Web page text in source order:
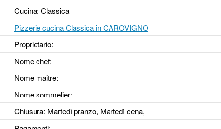
Cucina: Classica
Pizzerie cucina Classica in CAROVIGNO
Proprietario:
Nome chef:
Nome maitre:
Nome sommelier:
Chiusura: Martedì pranzo, Martedì cena,